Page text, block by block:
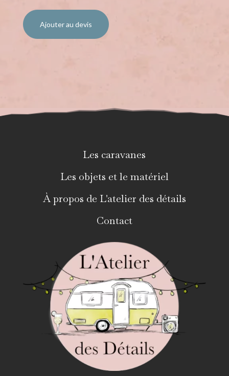
Ajouter au devis
Les caravanes
Les objets et le matériel
À propos de L'atelier des détails
Contact